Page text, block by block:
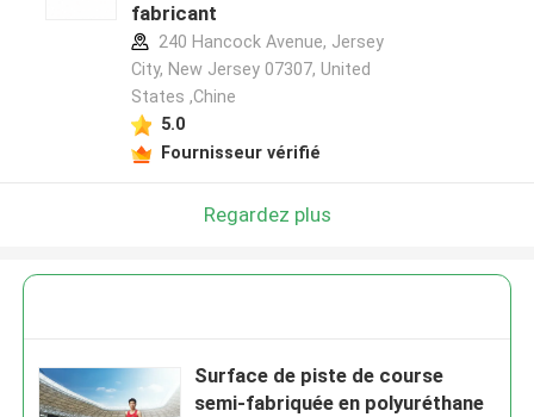
fabricant
240 Hancock Avenue, Jersey
City, New Jersey 07307, United
States ,Chine
5.0
Fournisseur vérifié
Regardez plus
Surface de piste de course
semi-fabriquée en polyuréthane